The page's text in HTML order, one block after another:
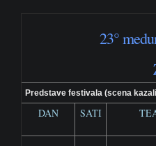
23°
Predstave festivala (scena
DAN SATI